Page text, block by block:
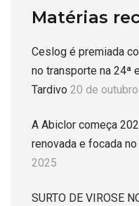
Matérias
Ceslog é premiada
no transporte na 24ª
Tardivo 20 de
A Abiclor começa
renovada e focada
2025
SURTO DE VIROSE